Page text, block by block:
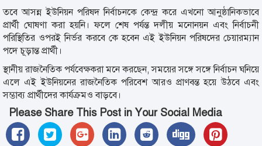
তবে আসন্ন ইউনিয়ন পরিষদ নির্বাচনকে কেন্দ্র করে এখনো আনুষ্ঠানিকভাবে
প্রার্থী ঘোষণা করা হয়নি। ফলে শেষ পর্যন্ত দলীয় মনোনয়ন এবং নির্বাচনী
পরিস্থিতির ওপরই নির্ভর করবে কে হবেন এই ইউনিয়ন পরিষদের চেয়ারম্যান
পদে চূড়ান্ত প্রার্থী।
স্থানীয় রাজনৈতিক পর্যবেক্ষকরা মনে করছেন, সময়ের সঙ্গে সঙ্গে নির্বাচন ঘনিয়ে
এলে এই ইউনিয়নের রাজনৈতিক পরিবেশ আরও প্রাণবন্ত হয়ে উঠবে এবং
সম্ভাব্য প্রার্থীদের কার্যক্রমও বাড়বে।
Please Share This Post in Your Social Media